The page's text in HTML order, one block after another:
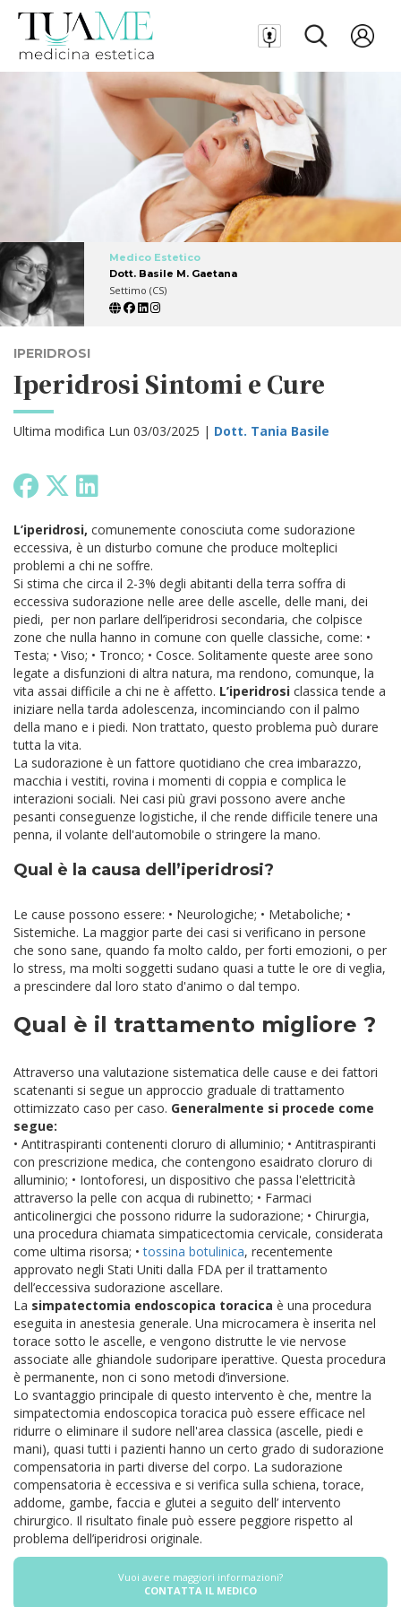
Medico Estetico
Dott. Basile M. Gaetana
Settimo (CS)
IPERIDROSI
Iperidrosi Sintomi e Cure
Ultima modifica Lun 03/03/2025 | Dott. Tania Basile
L’iperidrosi, comunemente conosciuta come sudorazione
eccessiva, è un disturbo comune che produce molteplici
problemi a chi ne soffre.
Si stima che circa il 2-3% degli abitanti della terra soffra di
eccessiva sudorazione nelle aree delle ascelle, delle mani, dei
piedi, per non parlare dell’iperidrosi secondaria, che colpisce
zone che nulla hanno in comune con quelle classiche, come: •
Testa; • Viso; • Tronco; • Cosce. Solitamente queste aree sono
legate a disfunzioni di altra natura, ma rendono, comunque, la
vita assai difficile a chi ne è affetto. L’iperidrosi classica tende a
iniziare nella tarda adolescenza, incominciando con il palmo
della mano e i piedi. Non trattato, questo problema può durare
tutta la vita.
La sudorazione è un fattore quotidiano che crea imbarazzo,
macchia i vestiti, rovina i momenti di coppia e complica le
interazioni sociali. Nei casi più gravi possono avere anche
pesanti conseguenze logistiche, il che rende difficile tenere una
penna, il volante dell'automobile o stringere la mano.
Qual è la causa dell’iperidrosi?
Le cause possono essere: • Neurologiche; • Metaboliche; •
Sistemiche. La maggior parte dei casi si verificano in persone
che sono sane, quando fa molto caldo, per forti emozioni, o per
lo stress, ma molti soggetti sudano quasi a tutte le ore di veglia,
a prescindere dal loro stato d'animo o dal tempo.
Qual è il trattamento migliore ?
Attraverso una valutazione sistematica delle cause e dei fattori
scatenanti si segue un approccio graduale di trattamento
ottimizzato caso per caso. Generalmente si procede come
segue:
• Antitraspiranti contenenti cloruro di alluminio; • Antitraspiranti
con prescrizione medica, che contengono esaidrato cloruro di
alluminio; • Iontoforesi, un dispositivo che passa l'elettricità
attraverso la pelle con acqua di rubinetto; • Farmaci
anticolinergici che possono ridurre la sudorazione; • Chirurgia,
una procedura chiamata simpaticectomia cervicale, considerata
come ultima risorsa; •tossina botulinica, recentemente
approvato negli Stati Uniti dalla FDA per il trattamento
dell’eccessiva sudorazione ascellare.
La simpatectomia endoscopica toracica è una procedura
eseguita in anestesia generale. Una microcamera è inserita nel
torace sotto le ascelle, e vengono distrutte le vie nervose
associate alle ghiandole sudoripare iperattive. Questa procedura
è permanente, non ci sono metodi d’inversione.
Lo svantaggio principale di questo intervento è che, mentre la
simpatectomia endoscopica toracica può essere efficace nel
ridurre o eliminare il sudore nell'area classica (ascelle, piedi e
mani), quasi tutti i pazienti hanno un certo grado di sudorazione
compensatoria in parti diverse del corpo. La sudorazione
compensatoria è eccessiva e si verifica sulla schiena, torace,
addome, gambe, faccia e glutei a seguito dell’ intervento
chirurgico. Il risultato finale può essere peggiore rispetto al
problema dell’iperidrosi originale.
Vuoi avere maggiori informazioni?
CONTATTA IL MEDICO